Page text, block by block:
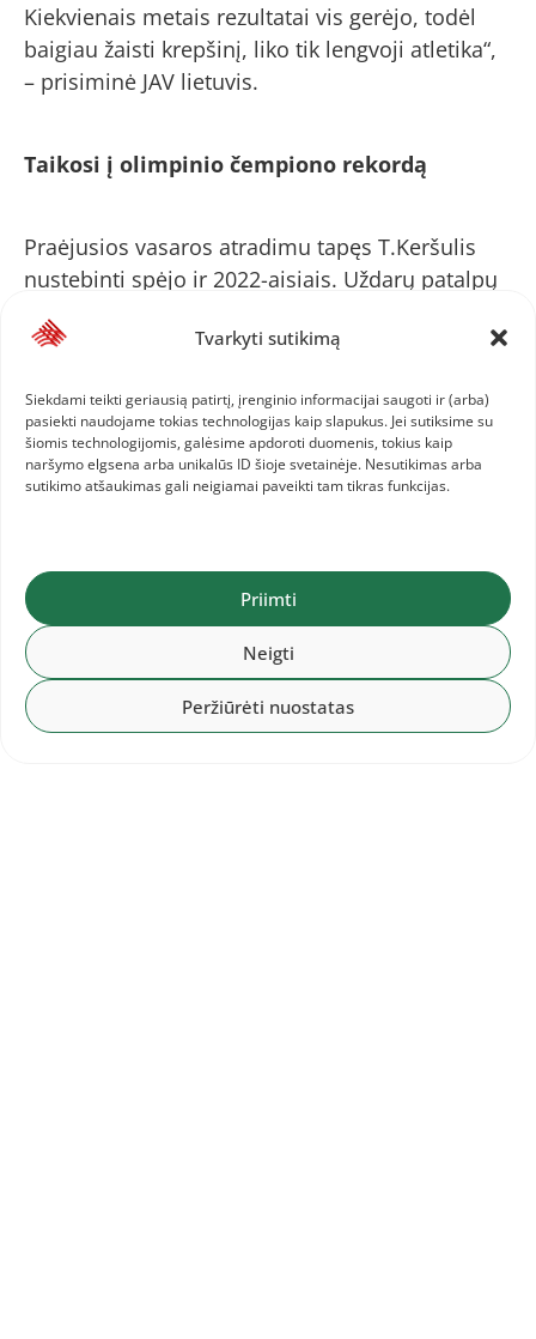
Tvarkyti sutikimą
Siekdami teikti geriausią patirtį, įrenginio informacijai saugoti ir (arba)
pasiekti naudojame tokias technologijas kaip slapukus. Jei sutiksime su
šiomis technologijomis, galėsime apdoroti duomenis, tokius kaip
naršymo elgsena arba unikalūs ID šioje svetainėje. Nesutikimas arba
sutikimo atšaukimas gali neigiamai paveikti tam tikras funkcijas.
Priimti
Neigti
Peržiūrėti nuostatas
Kiekvienais metais rezultatai vis gerėjo, todėl
baigiau žaisti krepšinį, liko tik lengvoji atletika“,
– prisiminė JAV lietuvis.
Taikosi į olimpinio čempiono rekordą
Praėjusios vasaros atradimu tapęs T.Keršulis
nustebinti spėjo ir 2022-aisiais. Uždarų patalpų
bėgikas 400 m įveikė per 47,01 sek. – tai vos
Remigijui Valiuliui priklausantį Lietuvos rekordą,
pasiektą prieš 42 metus.
pagerinsiu, nes šiemet buvo pirmas mano
sezonas uždarose patalpose, reikėjo priprasti
prie keisto bėgimo į įkalnę ir nuo jos
posūkiuose. Kitais metais tikrai galėčiau
pagerinti“, – užtikrintai kalbėjo lietuvis.